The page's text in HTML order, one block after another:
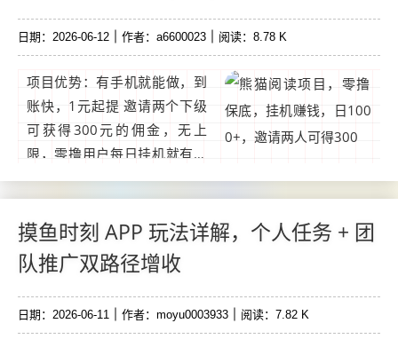
日期：2026-06-12 作者：a6600023 阅读：8.78 K
项目优势：有手机就能做，到
账快，1元起提 邀请两个下级
可获得300元的佣金，无上
限，零撸用户每日挂机就有米
赚，收入上不封顶，零成本项
目玩法：上线点击开始阅读即
可，提现秒到账，万人平台，
5元起提，提现无忧浏览器链
接：https://xiongmao.best/...
摸鱼时刻 APP 玩法详解，个人任务 + 团
队推广双路径增收
日期：2026-06-11 作者：moyu0003933 阅读：7.82 K